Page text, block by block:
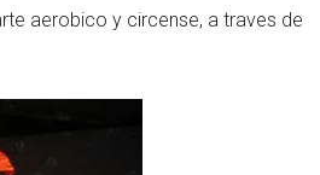
aerobico y circense, a traves de